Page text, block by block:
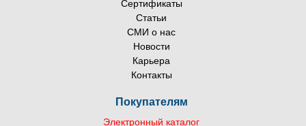
Сертификаты
Статьи
СМИ о нас
Новости
Карьера
Контакты
Покупателям
Электронный каталог